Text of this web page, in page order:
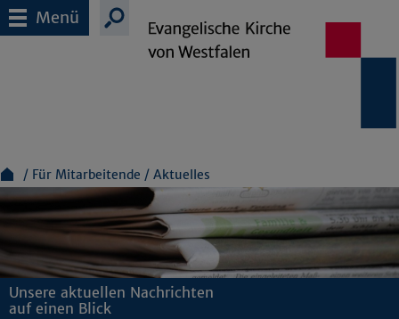
Menü
Für Mitarbeitende Aktuelles
Unsere aktuellen Nachrichten
auf einen Blick